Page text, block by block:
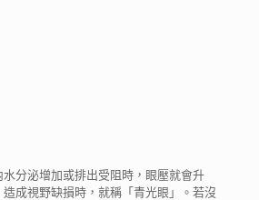
分泌增加或排出受阻時，眼壓就會升
成視野缺損時，就稱「青光眼」。若沒